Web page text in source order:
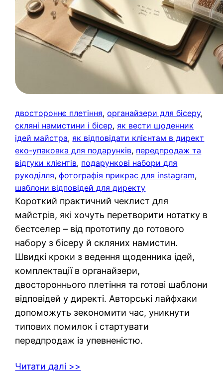
двостороннє плетіння, органайзери для бісеру
скляні намистини і бісер, як вести щоденник
ідей майстра, як відповідати клієнтам в директ
еко-упаковка для подарунків, передпродаж та
відгуки клієнтів, подарункові набори для
рукоділля, фотографія прикрас для instagram
шаблони відповідей для директу
Короткий практичний чеклист для
майстрів, які хочуть перетворити нотатку в
бестселер – від прототипу до готового
набору з бісеру й скляних намистин.
Швидкі кроки з ведення щоденника ідей,
комплектації в органайзери,
двостороннього плетіння та готові шаблони
відповідей у директі. Авторські лайфхаки
допоможуть зекономити час, уникнути
типових помилок і стартувати
передпродаж із упевненістю.
Читати далі >>